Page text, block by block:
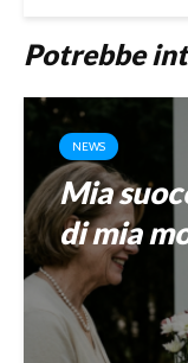
Potrebbe
NEWS
Mia
di mia